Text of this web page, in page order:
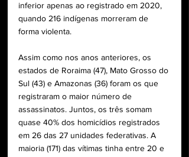
inferior apenas ao registrado em 2020,
quando 216 indígenas morreram de
forma violenta.
Assim como nos anos anteriores, os
estados de Roraima (47), Mato Grosso do
Sul (43) e Amazonas (36) foram os que
registraram o maior número de
assassinatos. Juntos, os três somam
quase 40% dos homicídios registrados
em 26 das 27 unidades federativas. A
maioria (171) das vítimas tinha entre 20 e